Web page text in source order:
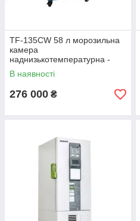
TF-135CW 58 л морозильна
камера
наднизькотемпературна -
135 градусів
В наявності
276 000 ₴